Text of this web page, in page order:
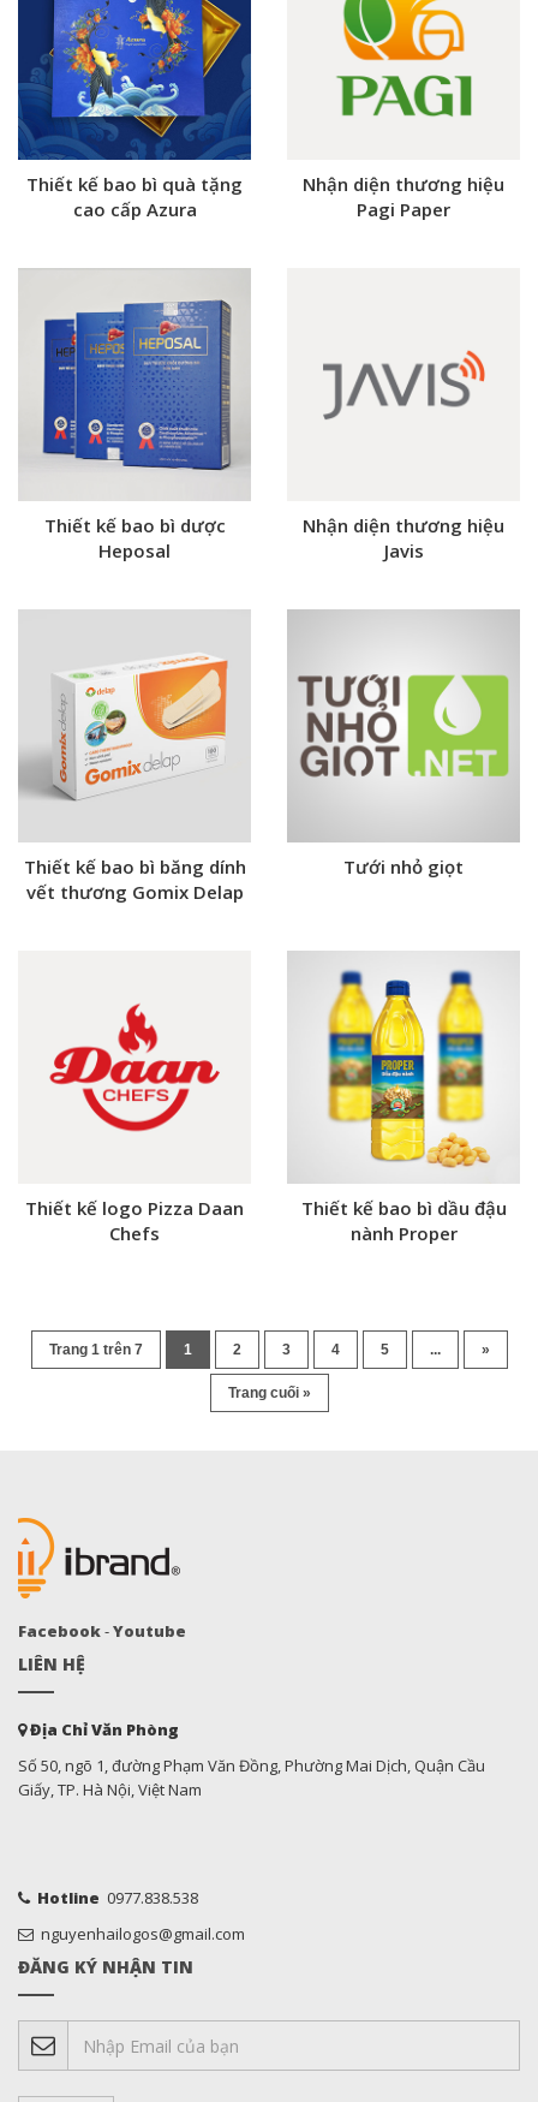
Thiết kế bao bì quà tặng
cao cấp Azura
Nhận diện thương hiệu
Pagi Paper
Thiết kế bao bì dược
Heposal
Nhận diện thương hiệu
Javis
Thiết kế bao bì băng dính
vết thương Gomix Delap
Tưới nhỏ giọt
Thiết kế logo Pizza Daan
Chefs
Thiết kế bao bì dầu đậu
nành Proper
Trang 1 trên 7 1 2 3 4 5 ... »
Trang cuối »
Facebook-Youtube
LIÊN HỆ
Địa Chỉ Văn Phòng
Số 50, ngõ 1, đường Phạm Văn Đồng, Phường Mai Dịch, Quận Cầu
Giấy, TP. Hà Nội, Việt Nam
Hotline 0977.838.538
nguyenhailogos@gmail.com
ĐĂNG KÝ NHẬN TIN